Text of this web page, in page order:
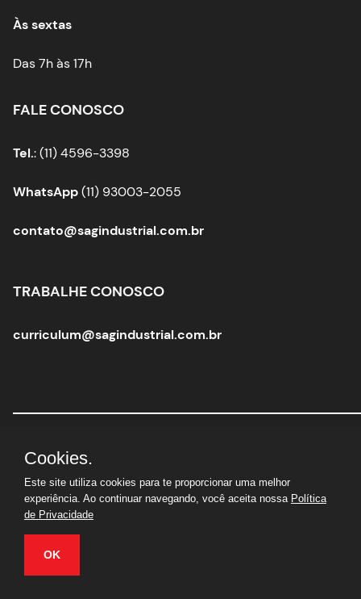
Às sextas
Das 7h às 17h
FALE CONOSCO
Tel.: (11) 4596-3398
WhatsApp(11) 93003-2055
contato@sagindustrial.com.br
TRABALHE CONOSCO
curriculum@sagindustrial.com.br
Sag Industrial Solutions Group
29 |© Todos os direitos reservados
Cookies.
Este site utiliza cookies para te proporcionar uma melhor
experiência. Ao continuar navegando, você aceita nossa Política
de Privacidade
OK